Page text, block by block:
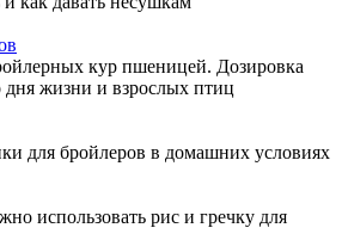
кур пшеницей. Дозировка
дня жизни и взрослых птиц
для бройлеров в домашних условиях
использовать рис и гречку для